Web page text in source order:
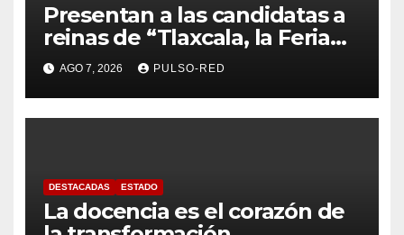
Presentan a las candidatas a
reinas de “Tlaxcala, la Feria
de Ferias 2026: La Flor
Tlaxcalteca”
AGO 7, 2026 PULSO-RED
DESTACADAS ESTADO
La docencia es el corazón de